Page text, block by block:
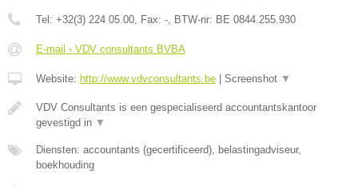
Tel: +32(3) 224 05 00 , Fax: - , BTW-nr: BE 0844.255.930
E-mail › VDV consultants BVBA
Website: http://www.vdvconsultants.be Screenshot ▼
VDV Consultants is een gespecialiseerd accountantskantoor
gevestigd in ▼
Diensten: accountants (gecertificeerd), belastingadviseur,
boekhouding